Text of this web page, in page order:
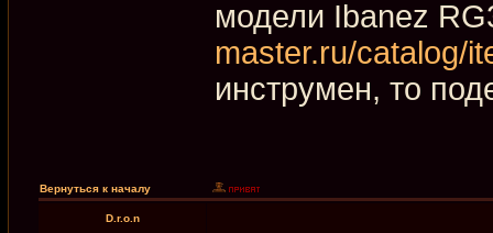
модели Ibanez
master.ru/catalog/
инструмен, то
Вернуться к началу
D.r.o.n